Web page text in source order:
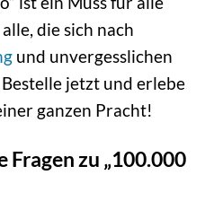
die sich nach
und unvergesslichen
jetzt und erlebe
ganzen Pracht!
Fragen zu „100.000